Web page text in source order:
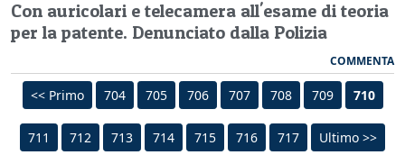
Con auricolari e telecamera all'esame di teoria
per la patente. Denunciato dalla Polizia
COMMENTA
<< Primo 704 705 706 707 708 709 710
711 712 713 714 715 716 717 Ultimo >>